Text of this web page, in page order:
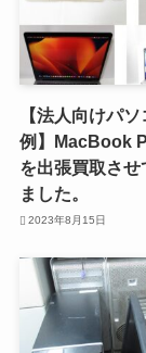
【法人向けパ
例】MacBook
を出張買取させ
ました。
2023年8月15日